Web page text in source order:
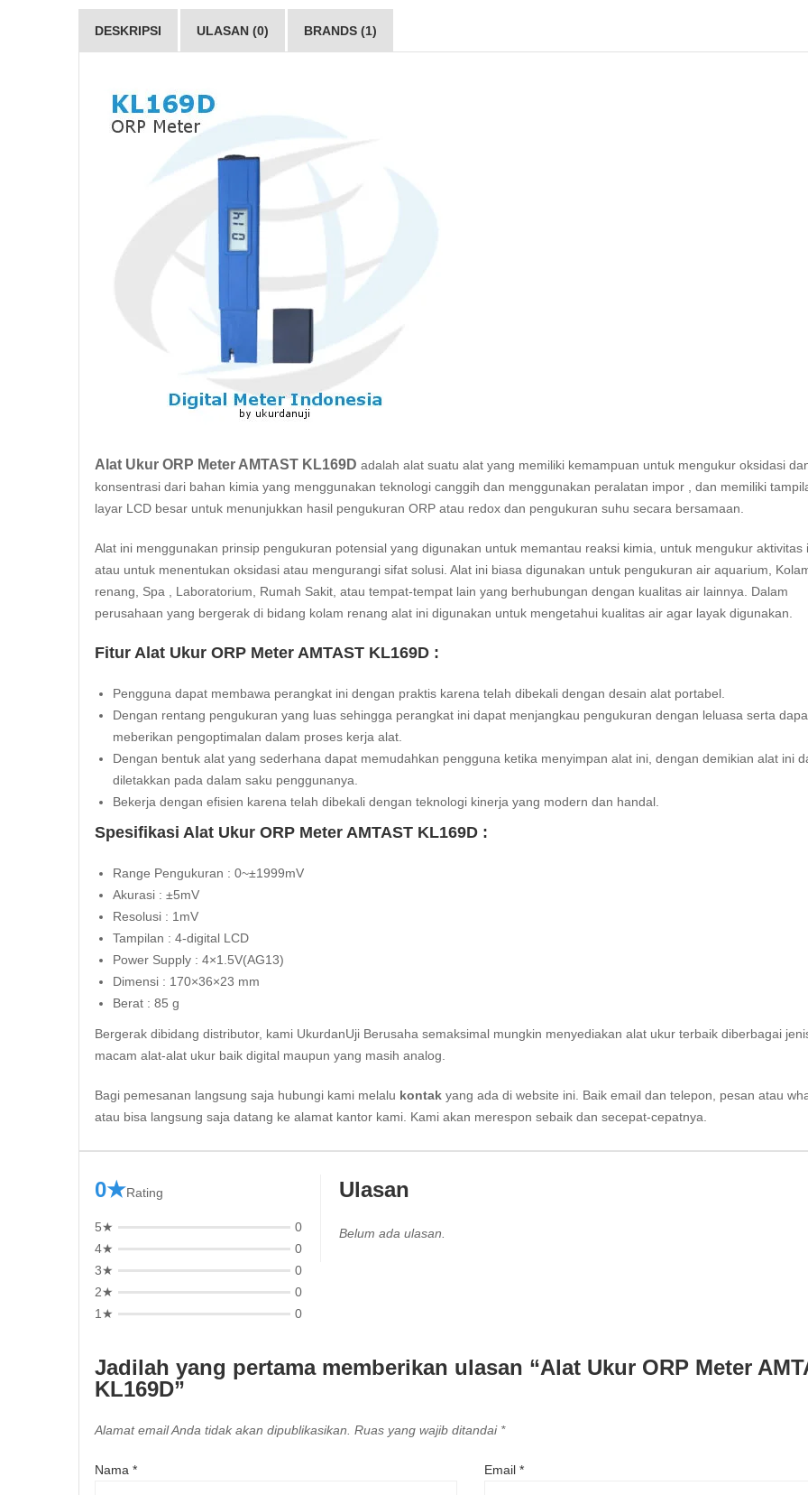
DESKRIPSI ULASAN (0) BRANDS (1)
Alat Ukur ORP Meter AMTAST KL169D adalah alat suatu alat yang memiliki kemampuan untuk mengukur oksidasi
konsentrasi dari bahan kimia yang menggunakan teknologi canggih dan menggunakan peralatan impor , dan memiliki
layar LCD besar untuk menunjukkan hasil pengukuran ORP atau redox dan pengukuran suhu secara bersamaan.
Alat ini menggunakan prinsip pengukuran potensial yang digunakan untuk memantau reaksi kimia, untuk mengukur aktivitas
atau untuk menentukan oksidasi atau mengurangi sifat solusi. Alat ini biasa digunakan untuk pengukuran air aquarium,
renang, Spa , Laboratorium, Rumah Sakit, atau tempat-tempat lain yang berhubungan dengan kualitas air lainnya. Dalam
perusahaan yang bergerak di bidang kolam renang alat ini digunakan untuk mengetahui kualitas air agar layak digunakan.
Fitur Alat Ukur ORP Meter AMTAST KL169D :
Pengguna dapat membawa perangkat ini dengan praktis karena telah dibekali dengan desain alat portabel.
Dengan rentang pengukuran yang luas sehingga perangkat ini dapat menjangkau pengukuran dengan leluasa serta
meberikan pengoptimalan dalam proses kerja alat.
Dengan bentuk alat yang sederhana dapat memudahkan pengguna ketika menyimpan alat ini, dengan demikian alat ini
diletakkan pada dalam saku penggunanya.
Bekerja dengan efisien karena telah dibekali dengan teknologi kinerja yang modern dan handal.
Spesifikasi Alat Ukur ORP Meter AMTAST KL169D :
Range Pengukuran : 0~±1999mV
Akurasi : ±5mV
Resolusi : 1mV
Tampilan : 4-digital LCD
Power Supply : 4×1.5V(AG13)
Dimensi : 170×36×23 mm
Berat : 85 g
Bergerak dibidang distributor, kami UkurdanUji Berusaha semaksimal mungkin menyediakan alat ukur terbaik diberbagai
macam alat-alat ukur baik digital maupun yang masih analog.
Bagi pemesanan langsung saja hubungi kami melalu kontak yang ada di website ini. Baik email dan telepon, pesan atau
atau bisa langsung saja datang ke alamat kantor kami. Kami akan merespon sebaik dan secepat-cepatnya.
0★Rating
5★
0
4★
0
3★
0
2★
0
1★
0
Ulasan
Belum ada ulasan.
Jadilah yang pertama memberikan ulasan “Alat Ukur ORP Meter
KL169D”
Alamat email Anda tidak akan dipublikasikan. Ruas yang wajib ditandai *
Nama * Email *